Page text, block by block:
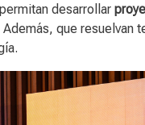
desarrollar
que resuelvan